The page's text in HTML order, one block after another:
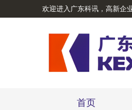
欢迎进入广东科讯，高新企
首页